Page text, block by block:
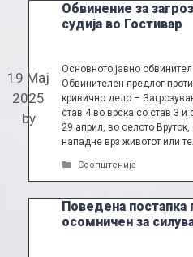
Обвинение за
судија во Гостивар
19 Мај
2025
by
Основното јавно
Обвинителен предлог
кривично дело –
став 4 во врска со став 3
29 април, во селото
нападне врз животот или
Categories
Соопштенија
Поведена
осомничен за